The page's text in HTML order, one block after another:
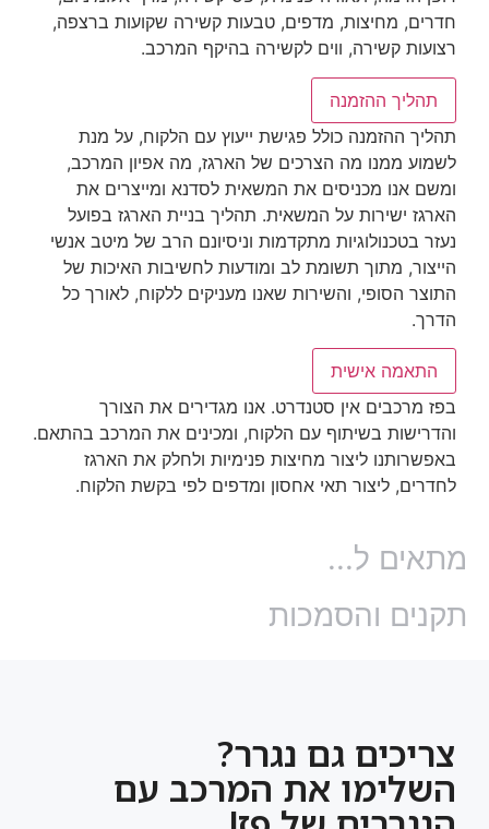
מתאים ל...
תקנים והסמכות
חדרים, מחיצות, מדפים, טבעות קשירה שקועות ברצפה,
רצועות קשירה, ווים לקשירה בהיקף המרכב.
תהליך ההזמנה
תהליך ההזמנה כולל פגישת ייעוץ עם הלקוח, על מנת
לשמוע ממנו מה הצרכים של הארגז, מה אפיון המרכב,
ומשם אנו מכניסים את המשאית לסדנא ומייצרים את
הארגז ישירות על המשאית. תהליך בניית הארגז בפועל
נעזר בטכנולוגיות מתקדמות וניסיונם הרב של מיטב אנשי
הייצור, מתוך תשומת לב ומודעות לחשיבות האיכות של
התוצר הסופי, והשירות שאנו מעניקים ללקוח, לאורך כל
הדרך.
התאמה אישית
בפז מרכבים אין סטנדרט. אנו מגדירים את הצורך
והדרישות בשיתוף עם הלקוח, ומכינים את המרכב בהתאם.
באפשרותנו ליצור מחיצות פנימיות ולחלק את הארגז
לחדרים, ליצור תאי אחסון ומדפים לפי בקשת הלקוח.
צריכים גם נגרר?
השלימו את המרכב עם